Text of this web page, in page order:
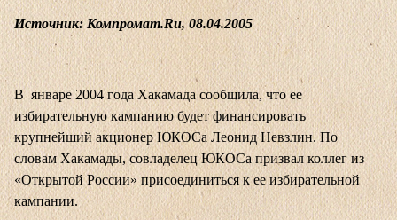
Источник: Компромат.Ru, 08.04.2005
В январе 2004 года Хакамада сообщила, что ее
избирательную кампанию будет финансировать
крупнейший акционер ЮКОСа Леонид Невзлин. По
словам Хакамады, совладелец ЮКОСа призвал коллег из
«Открытой России» присоединиться к ее избирательной
кампании.